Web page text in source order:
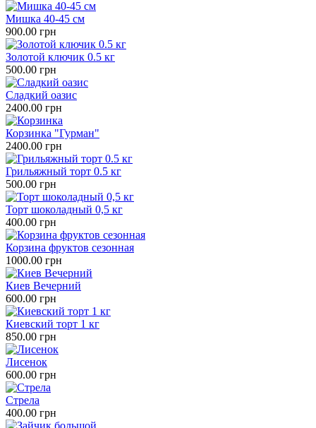
Мишка 40-45 см
900.00 грн
Золотой ключик 0.5 кг
500.00 грн
Сладкий оазис
2400.00 грн
Корзинка "Гурман"
2400.00 грн
Грильяжный торт 0.5 кг
500.00 грн
Торт шоколадный 0,5 кг
400.00 грн
Корзина фруктов сезонная
1000.00 грн
Киев Вечерний
600.00 грн
Киевский торт 1 кг
850.00 грн
Лисенок
600.00 грн
Стрела
400.00 грн